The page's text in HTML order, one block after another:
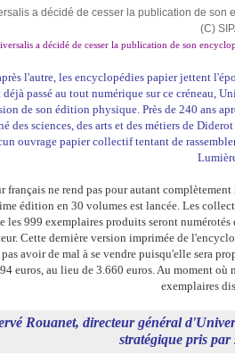
a décidé de cesser la publication de son
l'autre, les encyclopédies papier jettent
passé au tout numérique sur ce créneau,
de son édition physique. Près de 240 ans
des sciences, des arts et des métiers de
ouvrage papier collectif tentant de
français ne rend pas pour autant
édition en 30 volumes est lancée. Les
les 999 exemplaires produits seront
Cette dernière version imprimée de
avoir de mal à se vendre puisqu'elle sera
euros, au lieu de 3.660 euros. Au moment
exemplaires
Rouanet, directeur général
stratégique pris par